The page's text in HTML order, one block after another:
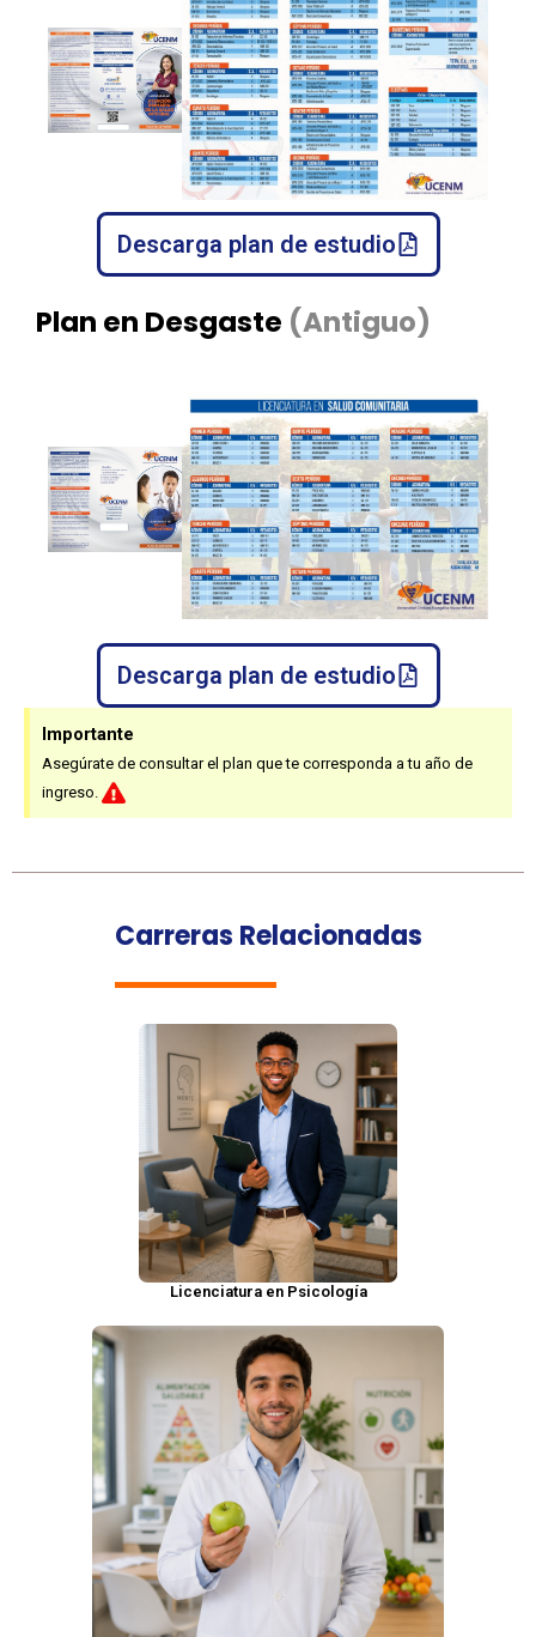
Descarga plan de estudio
Plan en Desgaste (Antiguo)
Descarga plan de estudio
Importante
Asegúrate de consultar el plan que te corresponda a tu año de
ingreso.
Carreras Relacionadas
Licenciatura en Psicología